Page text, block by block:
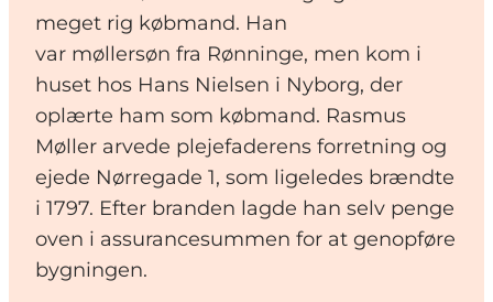
meget rig købmand. Han
var møllersøn fra Rønninge, men kom i
huset hos Hans Nielsen i Nyborg, der
oplærte ham som købmand. Rasmus
Møller arvede plejefaderens forretning og
ejede Nørregade 1, som ligeledes brændte
i 1797. Efter branden lagde han selv penge
oven i assurancesummen for at genopføre
bygningen.